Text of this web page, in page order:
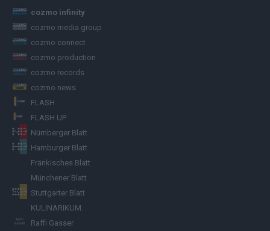
cozmo infinity
cozmo media group
cozmo connect
cozmo production
cozmo records
cozmo news
FLASH
FLASH UP
Nürnberger Blatt
Hamburger Blatt
Fränkisches Blatt
Münchener Blatt
Stuttgarter Blatt
KULINARIKUM.
Raffi Gasser